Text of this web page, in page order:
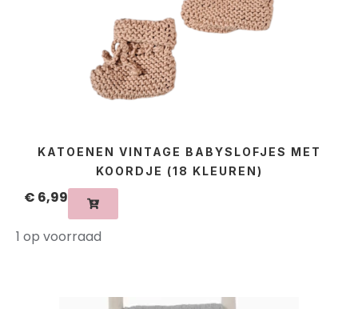
KATOENEN VINTAGE BABYSLOFJES MET
KOORDJE (18 KLEUREN)
€ 6,99
1 op voorraad